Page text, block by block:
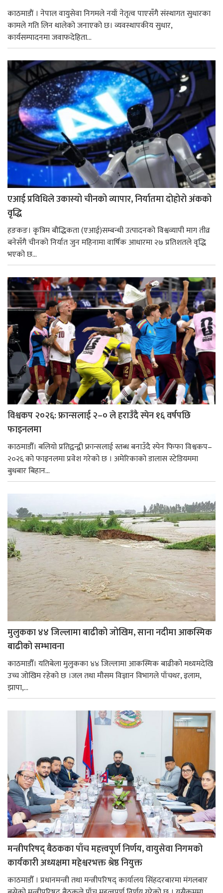
काठमाडाैं । नेपाल वायुसेवा निगमले नयाँ नेतृत्व पाएसँगै संस्थागत सुधारका
कामले गति लिन थालेको जनाएको छ। व्यवस्थापकीय सुधार,
कार्यसम्पादनमा जवाफदेहिता...
एआई प्रविधिले उकास्यो चीनको व्यापार, निर्यातमा दोहोरो अंकको
वृद्धि
हङकङ। कृत्रिम बौद्धिकता (एआई)सम्बन्धी उत्पादनको विश्वव्यापी माग तीव्र
बनेसँगै चीनको निर्यात जुन महिनामा वार्षिक आधारमा २७ प्रतिशतले वृद्धि
भएको छ...
विश्वकप २०२६: फ्रान्सलाई २–० ले हराउँदै स्पेन १६ वर्षपछि
फाइनलमा
काठमाडौँ। बलियो प्रतिद्वन्द्वी फ्रान्सलाई स्तब्ध बनाउँदै स्पेन फिफा विश्वकप–
२०२६ को फाइनलमा प्रवेश गरेको छ । अमेरिकाको डालास स्टेडियममा
बुधबार बिहान...
मुलुकका ४४ जिल्लामा बाढीको जोखिम, साना नदीमा आकस्मिक
बाढीको सम्भावना
काठमाडौँ। यतिबेला मुलुकका ४४ जिल्लामा आकस्मिक बाढीको मध्यमदेखि
उच्च जोखिम रहेको छ ।जल तथा मौसम विज्ञान विभागले पाँचथर, इलाम,
झापा,...
मन्त्रीपरिषद् बैठकका पाँच महत्त्वपूर्ण निर्णय, वायुसेवा निगमको
कार्यकारी अध्यक्षमा महेश्वरभक्त श्रेष्ठ नियुक्त
काठमाडौँ । प्रधानमन्त्री तथा मन्त्रीपरिषद् कार्यालय सिंहदरबारमा मंगलबार